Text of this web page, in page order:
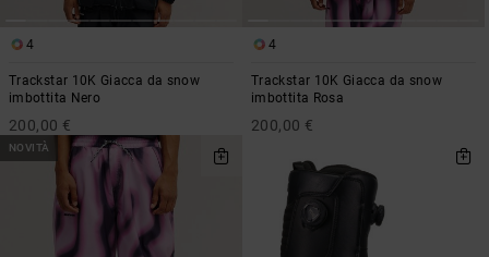
4
Trackstar 10K Giacca da snow
imbottita Nero
200,00 €
4
Trackstar 10K Giacca da snow
imbottita Rosa
200,00 €
NOVITÀ